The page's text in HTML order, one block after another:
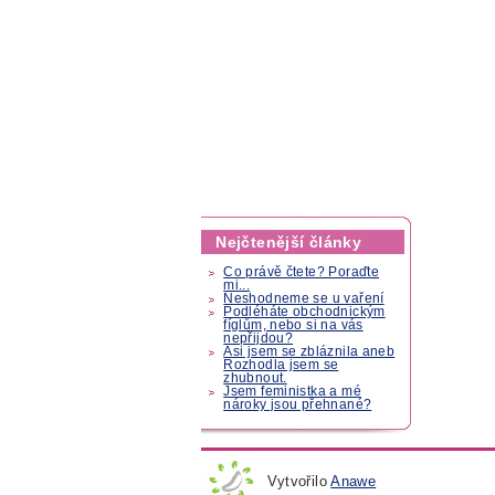
Nejčtenější články
Co právě čtete? Poraďte
mi...
Neshodneme se u vaření
Podléháte obchodnickým
fíglům, nebo si na vás
nepřijdou?
Asi jsem se zbláznila aneb
Rozhodla jsem se
zhubnout.
Jsem feministka a mé
nároky jsou přehnané?
VytvořiloAnawe